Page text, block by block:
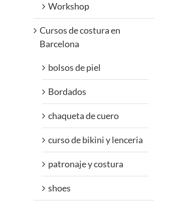
Workshop
Cursos de costura en
Barcelona
bolsos de piel
Bordados
chaqueta de cuero
curso de bikini y lenceria
patronaje y costura
shoes